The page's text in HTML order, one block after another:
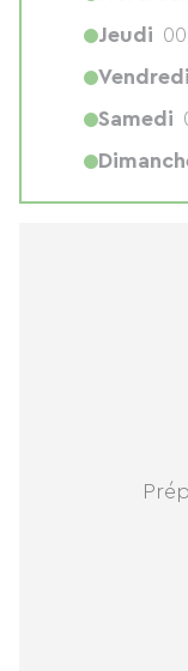
Jeudi
Vendredi
Samedi